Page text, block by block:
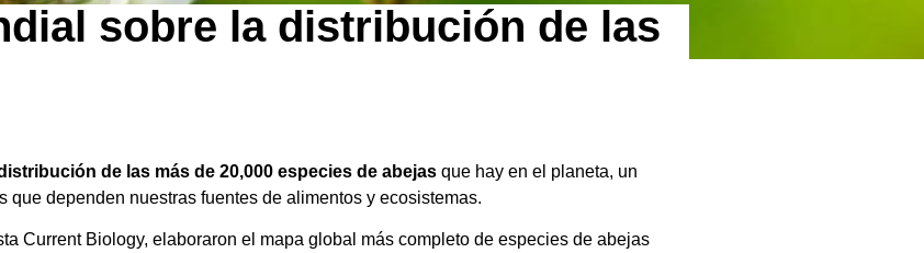
sobre la distribución de las
de las más de 20,000 especies de abejas que hay en el planeta, un
dependen nuestras fuentes de alimentos y ecosistemas.
Current Biology, elaboraron el mapa global más completo de especies de abejas